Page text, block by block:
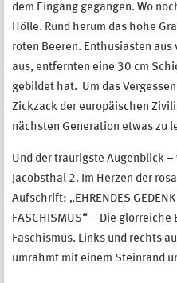
dem Eingang gegangen. Wo
Hölle. Rund herum das hohe
roten Beeren. Enthusiasten
aus, entfernten eine 30 cm
gebildet hat. Um das
Zickzack der europäischen
nächsten Generation etwas zu
Und der traurigste Augenblick
Jacobsthal 2. Im Herzen der
Aufschrift: „EHRENDES
FASCHISMUS“ – Die
Faschismus. Links und rechts
umrahmt mit einem Steinrand